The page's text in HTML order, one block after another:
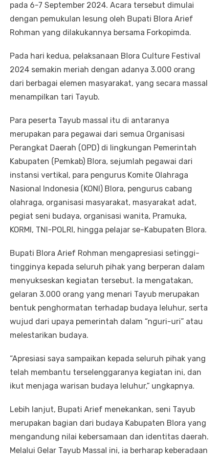
pada 6-7 September 2024. Acara tersebut dimulai
dengan pemukulan lesung oleh Bupati Blora Arief
Rohman yang dilakukannya bersama Forkopimda.
Pada hari kedua, pelaksanaan Blora Culture Festival
2024 semakin meriah dengan adanya 3.000 orang
dari berbagai elemen masyarakat, yang secara massal
menampilkan tari Tayub.
Para peserta Tayub massal itu di antaranya
merupakan para pegawai dari semua Organisasi
Perangkat Daerah (OPD) di lingkungan Pemerintah
Kabupaten (Pemkab) Blora, sejumlah pegawai dari
instansi vertikal, para pengurus Komite Olahraga
Nasional Indonesia (KONI) Blora, pengurus cabang
olahraga, organisasi masyarakat, masyarakat adat,
pegiat seni budaya, organisasi wanita, Pramuka,
KORMI, TNI-POLRI, hingga pelajar se-Kabupaten Blora.
Bupati Blora Arief Rohman mengapresiasi setinggi-
tingginya kepada seluruh pihak yang berperan dalam
menyukseskan kegiatan tersebut. Ia mengatakan,
gelaran 3.000 orang yang menari Tayub merupakan
bentuk penghormatan terhadap budaya leluhur, serta
wujud dari upaya pemerintah dalam “nguri-uri” atau
melestarikan budaya.
“Apresiasi saya sampaikan kepada seluruh pihak yang
telah membantu terselenggaranya kegiatan ini, dan
ikut menjaga warisan budaya leluhur,” ungkapnya.
Lebih lanjut, Bupati Arief menekankan, seni Tayub
merupakan bagian dari budaya Kabupaten Blora yang
mengandung nilai kebersamaan dan identitas daerah.
Melalui Gelar Tayub Massal ini, ia berharap keberadaan